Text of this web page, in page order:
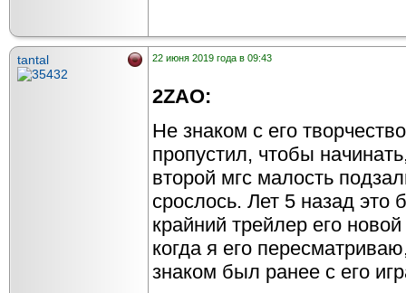
tantal 22 июня 2019 года в 09:43
2ZAO:
Не знаком с его
пропустил, чтобы
второй мгс малость
срослось. Лет 5 назад
крайний трейлер его
когда я его
знаком был ранее с его